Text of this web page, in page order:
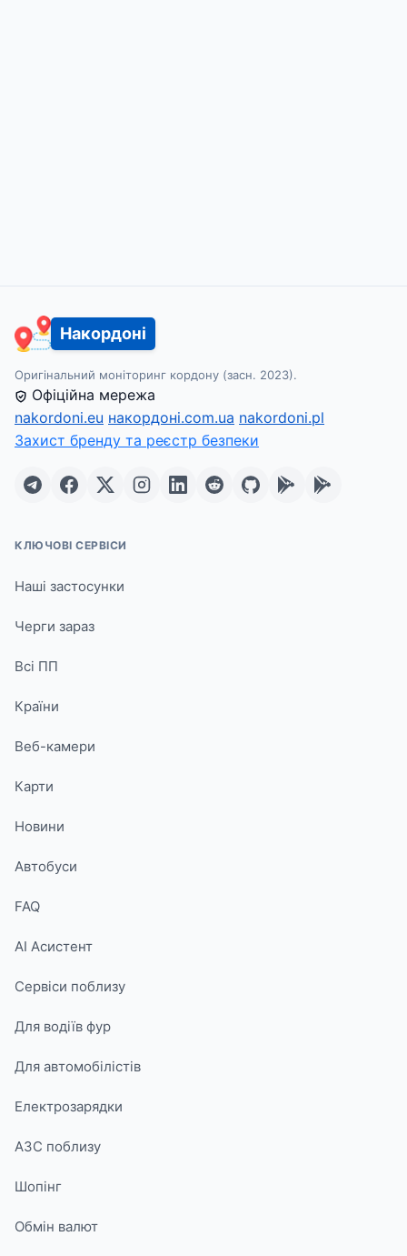
Накордоні
Оригінальний моніторинг кордону (засн. 2023).
Офіційна мережа
nakordoni.eu накордоні.com.ua nakordoni.pl
Захист бренду та реєстр безпеки
КЛЮЧОВІ СЕРВІСИ
Наші застосунки
Черги зараз
Всі ПП
Країни
Веб-камери
Карти
Новини
Автобуси
FAQ
AI Асистент
Сервіси поблизу
Для водіїв фур
Для автомобілістів
Електрозарядки
АЗС поблизу
Шопінг
Обмін валют